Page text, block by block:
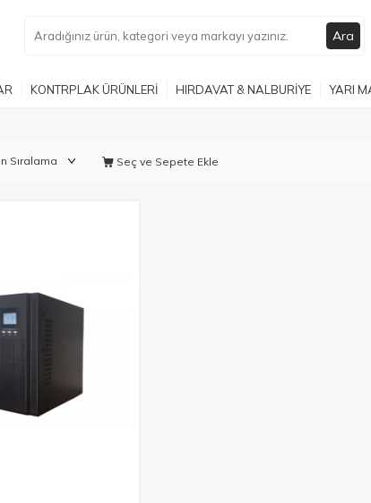
Ara
KONTRPLAK ÜRÜNLERİ HIRDAVAT & NALBURİYE YARI
Seç ve Sepete Ekle